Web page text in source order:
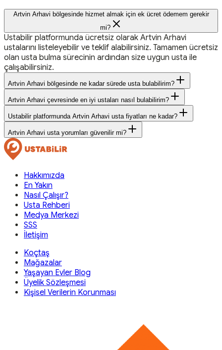
Artvin Arhavi bölgesinde hizmet almak için ek ücret ödemem gerekir
mi?
Ustabilir platformunda ücretsiz olarak Artvin Arhavi
ustalarını listeleyebilir ve teklif alabilirsiniz. Tamamen ücretsiz
olan usta bulma sürecinin ardından size uygun usta ile
çalışabilirsiniz.
Artvin Arhavi bölgesinde ne kadar sürede usta bulabilirim?
Artvin Arhavi çevresinde en iyi ustaları nasıl bulabilirim?
Ustabilir platformunda Artvin Arhavi usta fiyatları ne kadar?
Artvin Arhavi usta yorumları güvenilir mi?
Hakkımızda
En Yakın
Nasıl Çalışır?
Usta Rehberi
Medya Merkezi
SSS
İletişim
Koçtaş
Mağazalar
Yaşayan Evler Blog
Üyelik Sözleşmesi
Kişisel Verilerin Korunması